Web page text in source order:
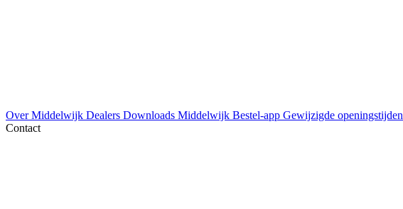
Over Middelwijk Dealers Downloads Middelwijk Bestel-app Gewijzigde openingstijden
Contact